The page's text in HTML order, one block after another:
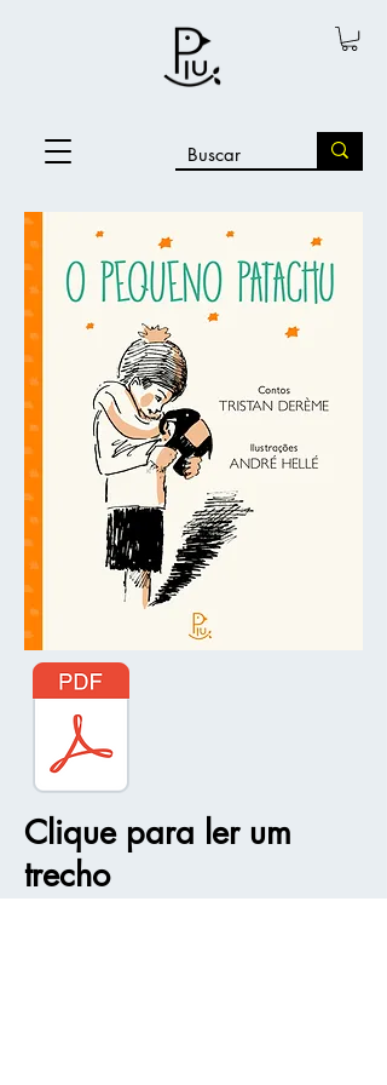
Clique para ler um
trecho